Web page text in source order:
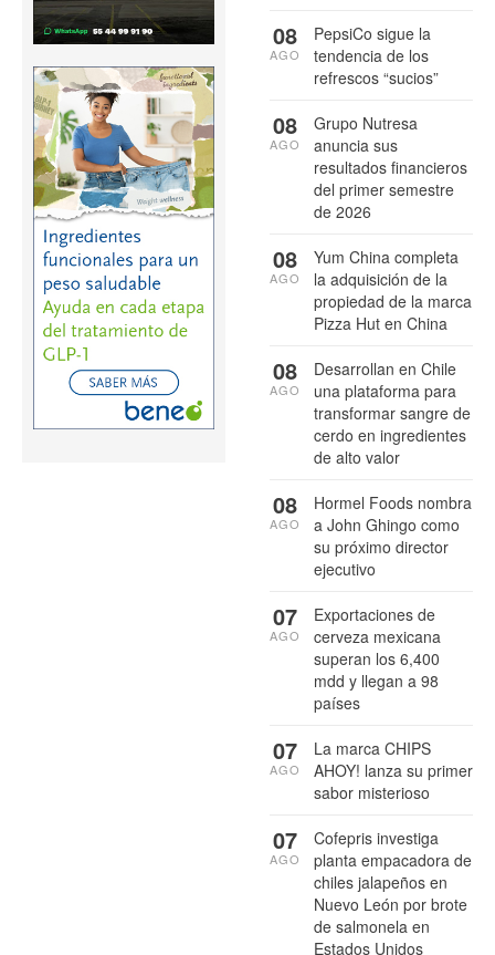
PepsiCo sigue la
tendencia de los
refrescos “sucios”
08
AGO
Grupo Nutresa
anuncia sus
resultados financieros
del primer semestre
de 2026
08
AGO
Yum China completa
la adquisición de la
propiedad de la marca
Pizza Hut en China
08
AGO
Desarrollan en Chile
una plataforma para
transformar sangre de
cerdo en ingredientes
de alto valor
08
AGO
Hormel Foods nombra
a John Ghingo como
su próximo director
ejecutivo
08
AGO
Exportaciones de
cerveza mexicana
superan los 6,400
mdd y llegan a 98
países
07
AGO
La marca CHIPS
AHOY! lanza su primer
sabor misterioso
07
AGO
Cofepris investiga
planta empacadora de
chiles jalapeños en
Nuevo León por brote
de salmonela en
Estados Unidos
07
AGO